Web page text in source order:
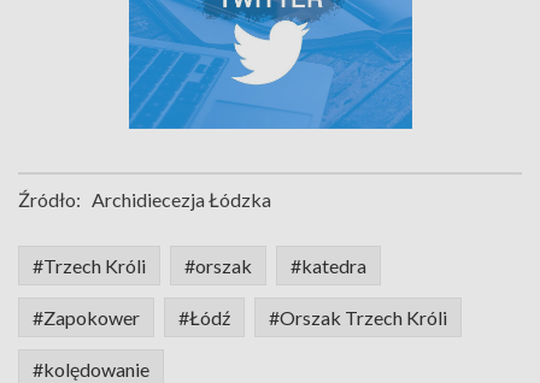
Źródło: Archidiecezja Łódzka
#Trzech Króli #orszak #katedra
#Zapokower #Łódź #Orszak Trzech Króli
#kolędowanie